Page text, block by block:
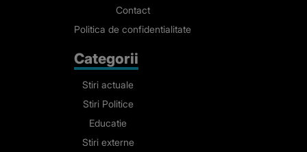
Contact
Politica de confidentialitate
Categorii
Stiri actuale
Stiri Politice
Educatie
Stiri externe